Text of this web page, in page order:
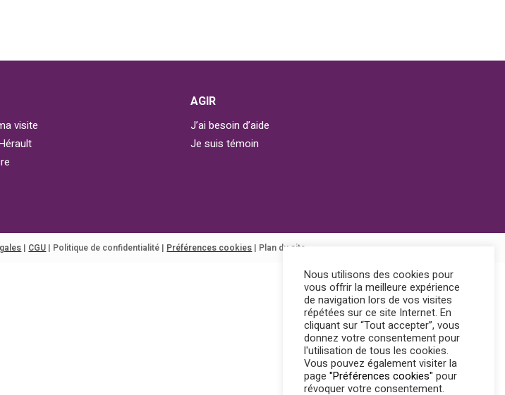
visite
AGIR
J’ai besoin d’aide
Je suis témoin
| CGU | Politique de confidentialité | Préférences cookies | Plan du site
Nous utilisons des cookies pour
vous offrir la meilleure expérience
de navigation lors de vos visites
répétées sur ce site Internet. En
cliquant sur “Tout accepter”, vous
donnez votre consentement pour
l'utilisation de tous les cookies.
Vous pouvez également visiter la
page "Préférences cookies" pour
révoquer votre consentement.